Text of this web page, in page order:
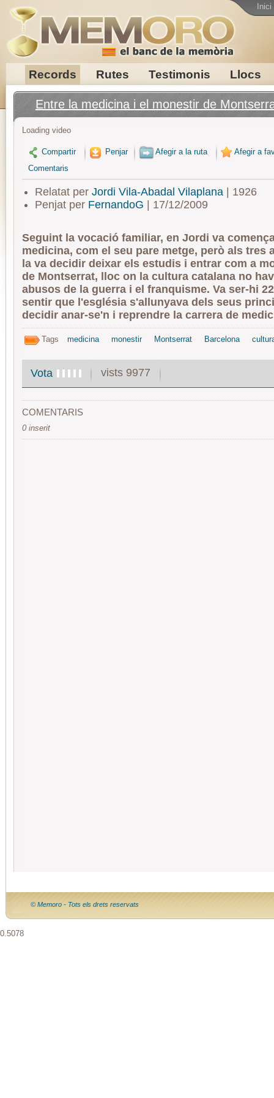
Records Rutes Testimonis Llocs
Inici
Entre la medicina i el monestir de
Loading video
Compartir Penjar Afegir a la ruta
Afegir a
Comentaris
Relatat per Jordi Vila-Abadal Vilaplana| 1926
Penjat per FernandoG | 17/12/2009
Seguint la vocació familiar, en Jordi va
medicina, com el seu pare metge, però als tres
la va decidir deixar els estudis i entrar com a
de Montserrat, lloc on la cultura catalana no
abusos de la guerra i el franquisme. Va ser-hi
sentir que l'església s'allunyava dels seus
decidir anar-se'n i reprendre la carrera de
Tags medicina monestir Montserrat Barcelona
Vota vists 9977
COMENTARIS
0 inserit
© Memoro - Tots els drets reservats
0.5078